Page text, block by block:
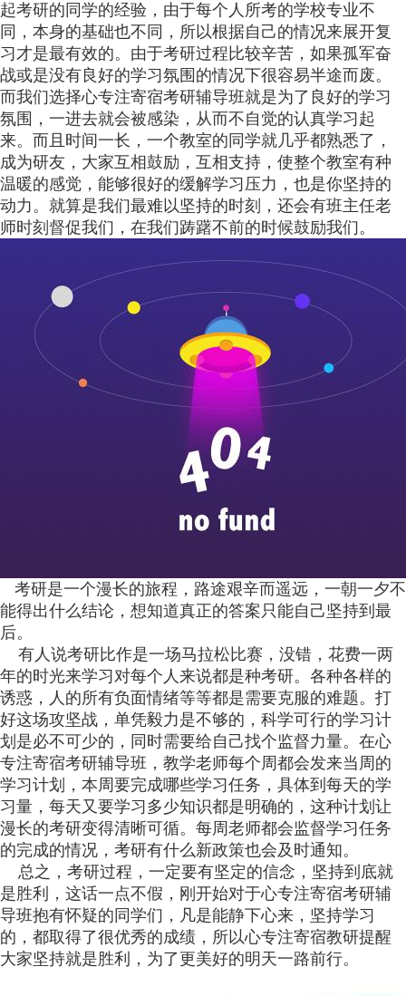
起考研的同学的经验，由于每个人所考的学校专业不
同，本身的基础也不同，所以根据自己的情况来展开复
习才是最有效的。由于考研过程比较辛苦， 如果孤军奋
战或是没有良好的学习氛围的情况下很容易半途而废。
而我们选择心专注寄宿考研辅导班就是为了良好的学习
氛围，一进去就会被感染，从而不自觉的认真学习起
来。而且时间一长，一个教室的同学就几乎都熟悉了，
成为研友，大家互相鼓励，互相支持，使整个教室有种
温暖的感觉，能够很好的缓解学习压力，也是你坚持的
动力。就算是我们最难以坚持的时刻，还会有班主任老
师时刻督促我们，在我们踌躇不前的时候鼓励我们。
考研是一个漫长的旅程，路途艰辛而遥远，一朝一夕不
能得出什么结论，想知道真正的答案只能自己坚持到最
后。
有人说考研比作是一场马拉松比赛，没错，花费一两
年的时光来学习对每个人来说都是种考研。各种各样的
诱惑，人的所有负面情绪等等都是需要克服的难题。打
好这场攻坚战，单凭毅力是不够的，科学可行的学习计
划是必不可少的，同时需要给自己找个监督力量。在心
专注寄宿考研辅导班，教学老师每个周都会发来当周的
学习计划，本周要完成哪些学习任务，具体到每天的学
习量，每天又要学习多少知识都是明确的，这种计划让
漫长的考研变得清晰可循。每周老师都会监督学习任务
的完成的情况，考研有什么新政策也会及时通知。
总之，考研过程，一定要有坚定的信念，坚持到底就
是胜利，这话一点不假，刚开始对于心专注寄宿考研辅
导班抱有怀疑的同学们，凡是能静下心来，坚持学习
的，都取得了很优秀的成绩，所以心专注寄宿教研提醒
大家坚持就是胜利，为了更美好的明天一路前行。